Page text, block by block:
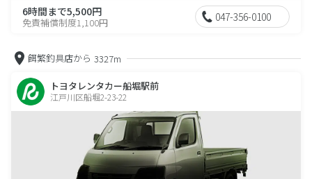
6時間まで5,500円
免責補償制度1,100円 047-356-0100
餌繁釣具店から 3327m
トヨタレンタカー船堀駅前
江戸川区船堀2-23-22